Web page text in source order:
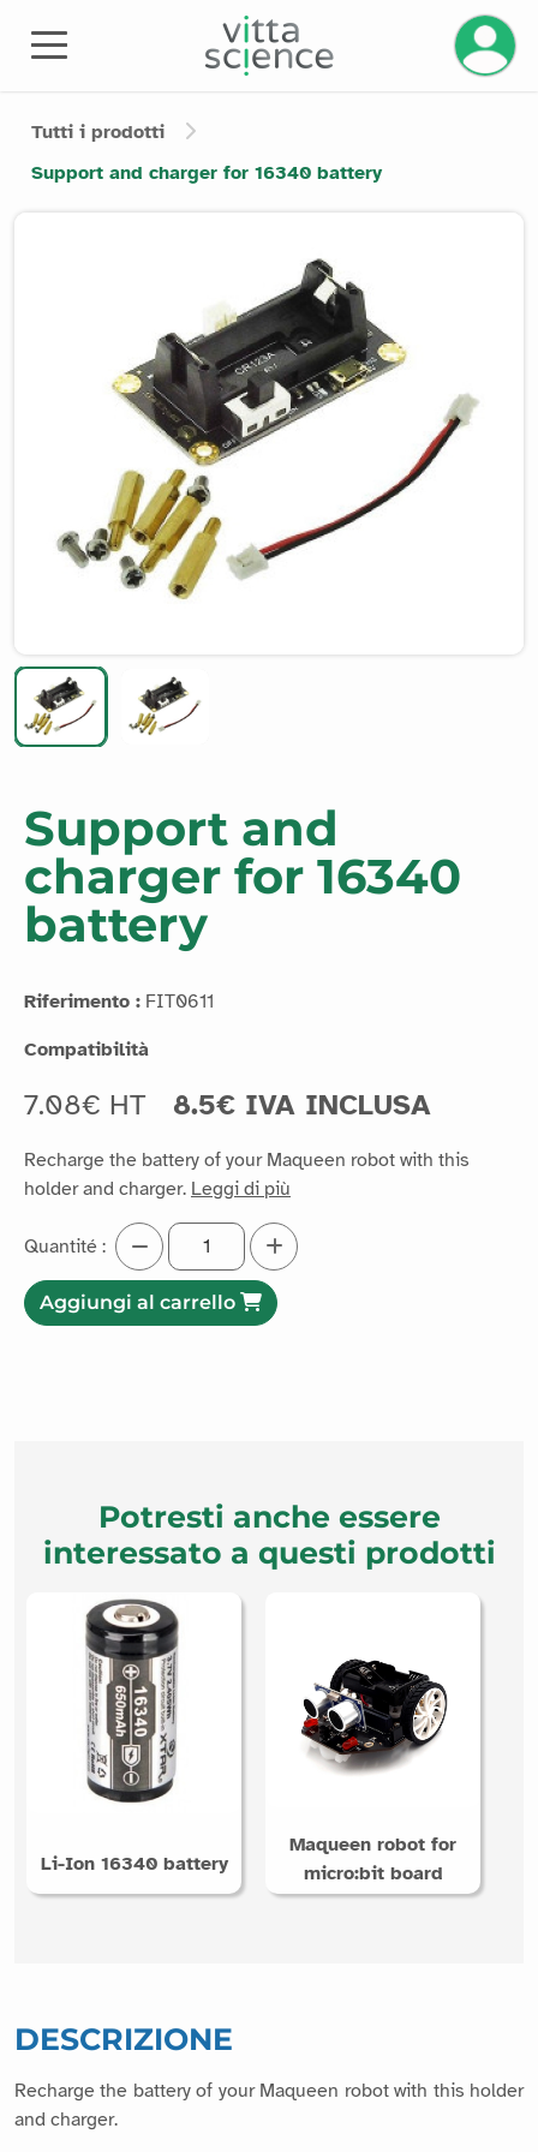
Tutti i prodotti
Support and charger for 16340 battery
Support and
charger for 16340
battery
Riferimento : FIT0611
Compatibilità
7.08€ HT 8.5€ IVA INCLUSA
Recharge the battery of your Maqueen robot with this
holder and charger. Leggi di più
Quantité :
Aggiungi al carrello
Potresti anche essere
interessato a questi prodotti
Li-Ion 16340 battery
Maqueen robot for
micro:bit board
DESCRIZIONE
Recharge the battery of your Maqueen robot with this holder
and charger.